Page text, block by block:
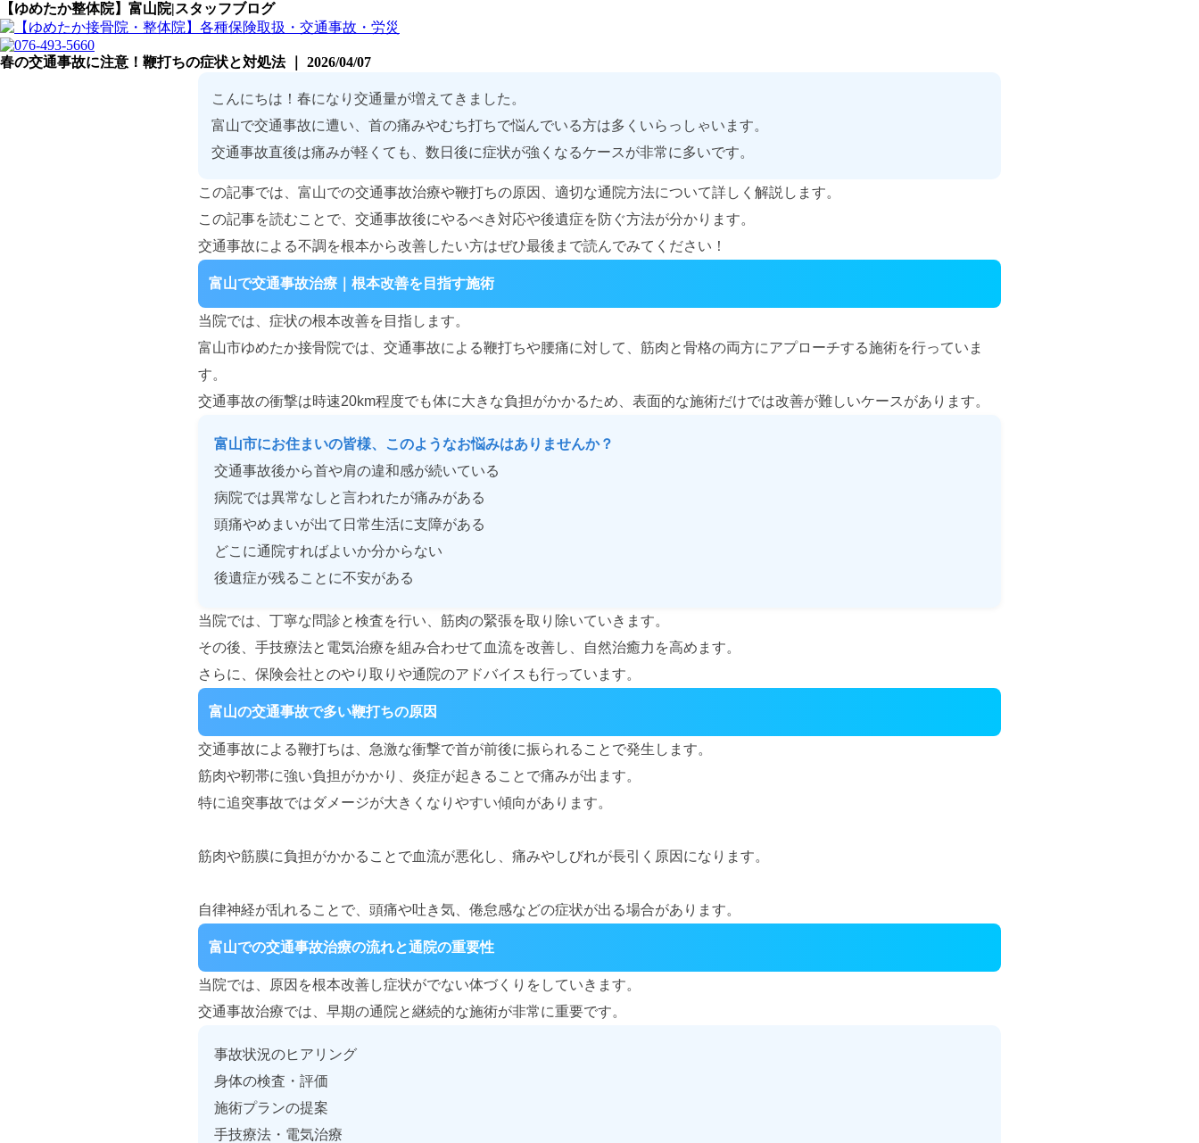
【ゆめたか整体院】富山院|スタッフブログ
春の交通事故に注意！鞭打ちの症状と対処法 ｜ 2026/04/07
こんにちは！春になり交通量が増えてきました。
富山で交通事故に遭い、首の痛みやむち打ちで悩んでいる方は多くいらっしゃいます。
交通事故直後は痛みが軽くても、数日後に症状が強くなるケースが非常に多いです。
この記事では、富山での交通事故治療や鞭打ちの原因、適切な通院方法について詳しく解説します。
この記事を読むことで、交通事故後にやるべき対応や後遺症を防ぐ方法が分かります。
交通事故による不調を根本から改善したい方はぜひ最後まで読んでみてください！
富山で交通事故治療｜根本改善を目指す施術
当院では、症状の根本改善を目指します。
富山市ゆめたか接骨院では、交通事故による鞭打ちや腰痛に対して、筋肉と骨格の両方にアプローチする施術を行っていま
す。
交通事故の衝撃は時速20km程度でも体に大きな負担がかかるため、表面的な施術だけでは改善が難しいケースがあります。
富山市にお住まいの皆様、このようなお悩みはありませんか？
交通事故後から首や肩の違和感が続いている
病院では異常なしと言われたが痛みがある
頭痛やめまいが出て日常生活に支障がある
どこに通院すればよいか分からない
後遺症が残ることに不安がある
当院では、丁寧な問診と検査を行い、筋肉の緊張を取り除いていきます。
その後、手技療法と電気治療を組み合わせて血流を改善し、自然治癒力を高めます。
さらに、保険会社とのやり取りや通院のアドバイスも行っています。
富山の交通事故で多い鞭打ちの原因
交通事故による鞭打ちは、急激な衝撃で首が前後に振られることで発生します。
筋肉や靭帯に強い負担がかかり、炎症が起きることで痛みが出ます。
特に追突事故ではダメージが大きくなりやすい傾向があります。
筋肉や筋膜に負担がかかることで血流が悪化し、痛みやしびれが長引く原因になります。
自律神経が乱れることで、頭痛や吐き気、倦怠感などの症状が出る場合があります。
富山での交通事故治療の流れと通院の重要性
当院では、原因を根本改善し症状がでない体づくりをしていきます。
交通事故治療では、早期の通院と継続的な施術が非常に重要です。
事故状況のヒアリング
身体の検査・評価
施術プランの提案
手技療法・電気治療